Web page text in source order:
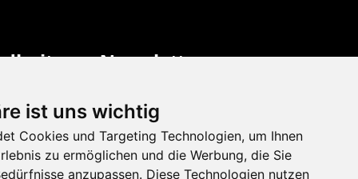
ist uns wichtig
Cookies und Targeting Technologien, um Ihnen
zu ermöglichen und die Werbung, die Sie
anzupassen. Diese Technologien nutzen
Newsletter
Newsletter-Anmeldung